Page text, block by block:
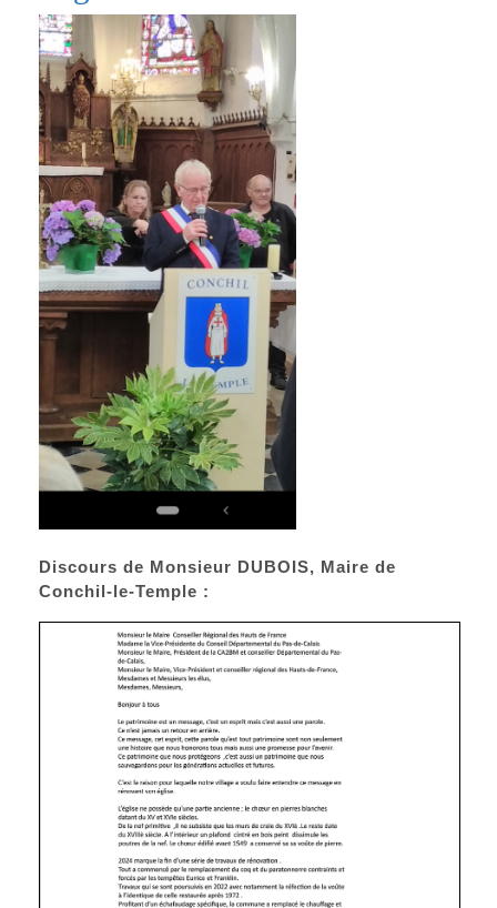
Discours de Monsieur DUBOIS, Maire de
Conchil-le-Temple :